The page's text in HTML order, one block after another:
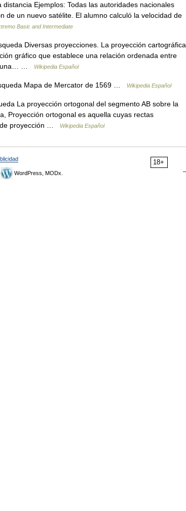
Ejemplos: Todas las autoridades nacionales
de un nuevo satélite. El alumno calculó la velocidad de
Basic and Intermediate
Diversas proyecciones. La proyección cartográfica
gráfico que establece una relación ordenada entre
una… …
Wikipedia Español
Mapa de Mercator de 1569 … Wikipedia Español
La proyección ortogonal del segmento AB sobre la
Proyección ortogonal es aquella cuyas rectas
de proyección …
Wikipedia Español
18+
WordPress, MODx.